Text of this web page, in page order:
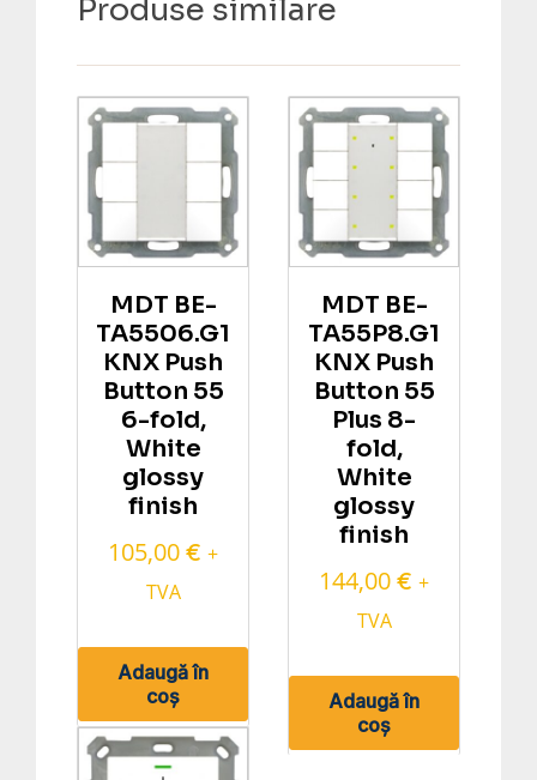
Produse similare
MDT BE-
TA5506.G1
KNX Push
Button 55
6-fold,
White
glossy
finish
105,00 € +
TVA
Adaugă în
coș
MDT BE-
TA55P8.G1
KNX Push
Button 55
Plus 8-
fold,
White
glossy
finish
144,00 € +
TVA
Adaugă în
coș